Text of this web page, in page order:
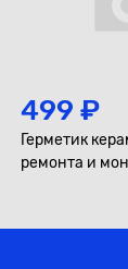
499 ₽
Герметик
ремонта и